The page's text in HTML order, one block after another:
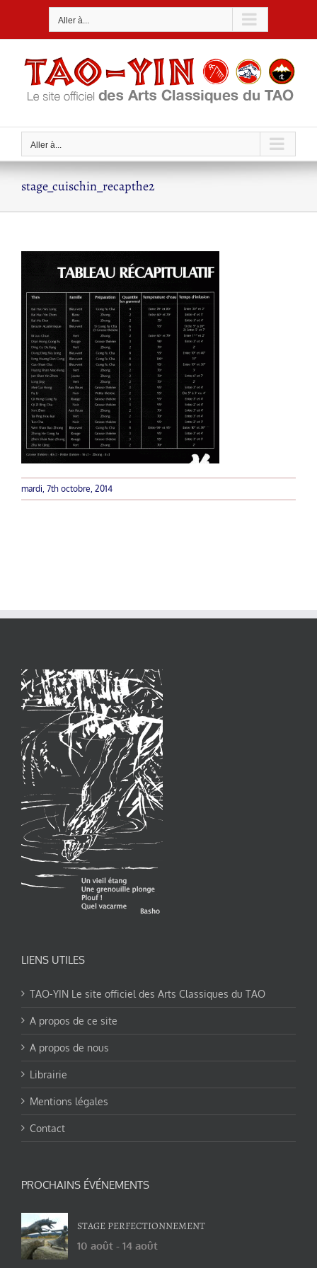
Aller à...
Aller à...
stage_cuischin_recapthe2
mardi, 7th octobre, 2014
LIENS UTILES
TAO-YIN Le site officiel des Arts Classiques du TAO
A propos de ce site
A propos de nous
Librairie
Mentions légales
Contact
PROCHAINS ÉVÉNEMENTS
STAGE PERFECTIONNEMENT
10 août - 14 août